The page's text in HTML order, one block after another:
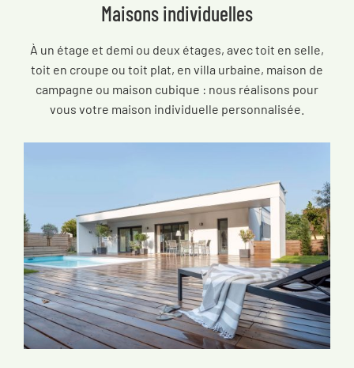
Maisons individuelles
À un étage et demi ou deux étages, avec toit en selle,
toit en croupe ou toit plat, en villa urbaine, maison de
campagne ou maison cubique : nous réalisons pour
vous votre maison individuelle personnalisée.